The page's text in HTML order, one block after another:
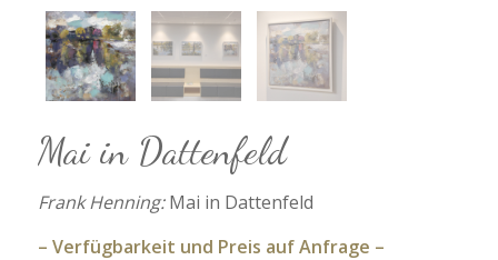
Mai in Dattenfeld
Frank Henning:Mai in Dattenfeld
– Verfügbarkeit und Preis auf Anfrage –